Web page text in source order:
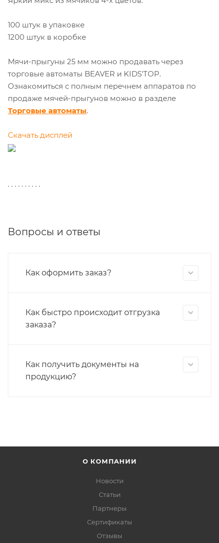
100 штук в упаковке
1200 штук в коробке
Мячи-прыгуны 25 мм можно продавать через
торговые автоматы BEAVER и KIDS'TOP.
Ознакомиться с полным перечнем аппаратов по
продаже мячей-прыгунов можно в разделе
Торговые автоматы.
Скачать дисплей
. . . . . . . . . .
Вопросы и ответы
Как оформить заказ?
Как быстро происходит отгрузка
заказа?
Как получить документы на
продукцию?
О КОМПАНИИ
Новости
Статьи
Партнеры
Сертификаты
Отзывы